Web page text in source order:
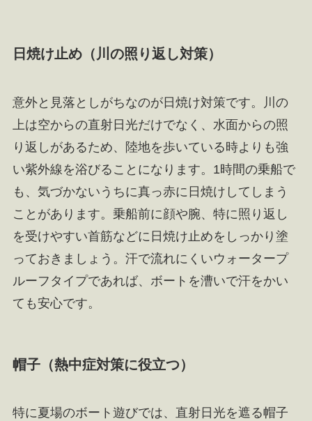
日焼け止め（川の照り返し対策）
意外と見落としがちなのが日焼け対策です。川の
上は空からの直射日光だけでなく、水面からの照
り返しがあるため、陸地を歩いている時よりも強
い紫外線を浴びることになります。1時間の乗船で
も、気づかないうちに真っ赤に日焼けしてしまう
ことがあります。乗船前に顔や腕、特に照り返し
を受けやすい首筋などに日焼け止めをしっかり塗
っておきましょう。汗で流れにくいウォータープ
ルーフタイプであれば、ボートを漕いで汗をかい
ても安心です。
帽子（熱中症対策に役立つ）
特に夏場のボート遊びでは、直射日光を遮る帽子